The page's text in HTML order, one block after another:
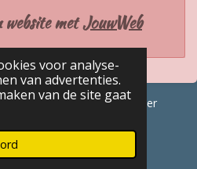
voor analyse-
van advertenties.
van de site gaat
met JouwWeb
Bijdragen Marc Van Acker